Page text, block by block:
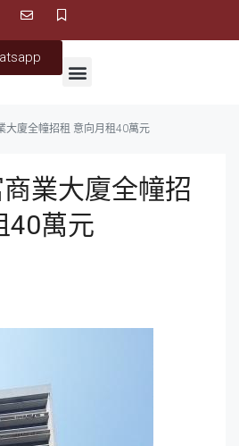
大廈全幢招租 意向月租40萬元
業大廈全幢招
40萬元